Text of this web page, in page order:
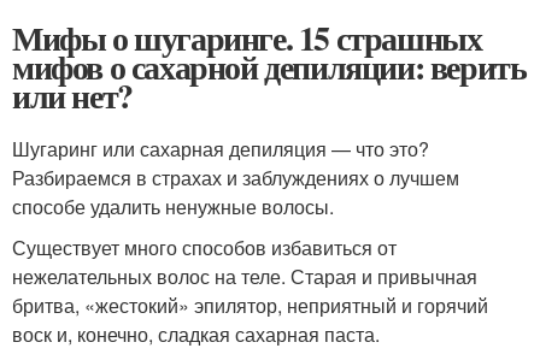
Мифы о шугаринге. 15 страшных
мифов о сахарной депиляции: верить
или нет?
Шугаринг или сахарная депиляция — что это?
Разбираемся в страхах и заблуждениях о лучшем
способе удалить ненужные волосы.
Существует много способов избавиться от
нежелательных волос на теле. Старая и привычная
бритва, «жестокий» эпилятор, неприятный и горячий
воск и, конечно, сладкая сахарная паста.